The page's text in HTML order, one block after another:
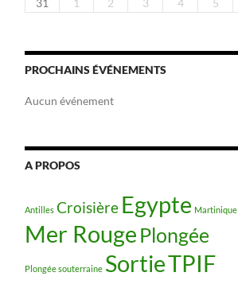
31
1 2 3 4 5
PROCHAINS ÉVÉNEMENTS
Aucun événement
A PROPOS
Antilles Croisière Egypte Martinique
Mer Rouge Plongée
Plongée souterraine SortieTPIF